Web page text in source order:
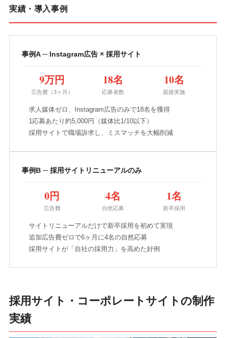
実績・導入事例
事例A ─ Instagram広告 × 採用サイト
9万円
広告費（3ヶ月）
18名
応募者数
10名
面接実施
求人媒体ゼロ、Instagram広告のみで18名を獲得
1応募あたり約5,000円（媒体比1/10以下）
採用サイトで職場訴求し、ミスマッチを大幅削減
事例B ─ 採用サイトリニューアルのみ
0円
広告費
4名
自然応募
1名
新卒採用
サイトリニューアルだけで新卒採用を初めて実現
追加広告費ゼロで6ヶ月に4名の自然応募
採用サイトが「自社の採用力」を高めた好例
採用サイト・コーポレートサイトの制作
実績